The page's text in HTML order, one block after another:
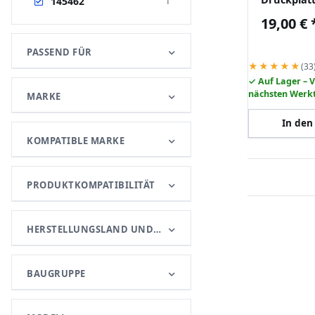
Lab A1 X1
19,00 €
★★★★★(33)
✓ Auf Lager –
nächsten
In den
PASSEND FÜR
MARKE
KOMPATIBLE MARKE
PRODUKTKOMPATIBILITÄT
HERSTELLUNGSLAND UND -REGION
BAUGRUPPE